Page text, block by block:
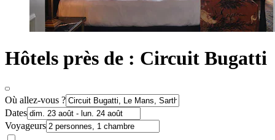
Hôtels près de : Circuit Bugatti
Où allez-vous ?
Dates
Voyageurs